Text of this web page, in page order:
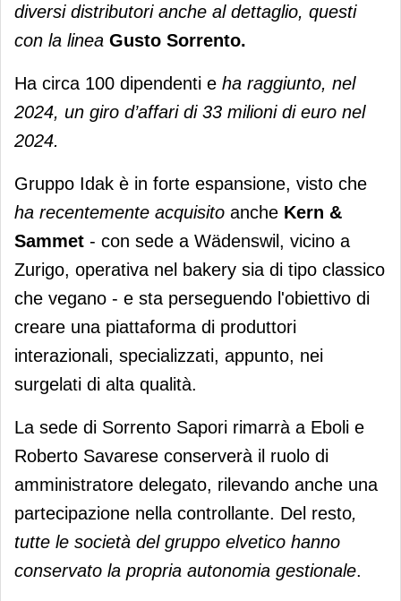
diversi distributori anche al dettaglio, questi
con la linea Gusto Sorrento.
Ha circa 100 dipendenti e ha raggiunto, nel
2024, un giro d’affari di 33 milioni di euro nel
2024.
Gruppo Idak è in forte espansione, visto che
ha recentemente acquisito anche Kern &
Sammet - con sede a Wädenswil, vicino a
Zurigo, operativa nel bakery sia di tipo classico
che vegano - e sta perseguendo l'obiettivo di
creare una piattaforma di produttori
interazionali, specializzati, appunto, nei
surgelati di alta qualità.
La sede di Sorrento Sapori rimarrà a Eboli e
Roberto Savarese conserverà il ruolo di
amministratore delegato, rilevando anche una
partecipazione nella controllante. Del resto,
tutte le società del gruppo elvetico hanno
conservato la propria autonomia gestionale.